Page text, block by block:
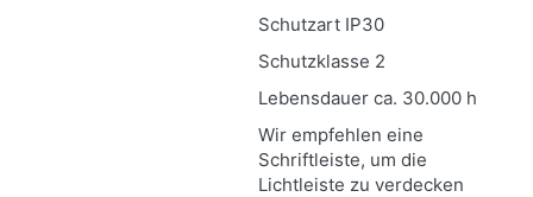
Schutzart IP30
Schutzklasse 2
Lebensdauer ca. 30.000 h
Wir empfehlen eine
Schriftleiste, um die
Lichtleiste zu verdecken